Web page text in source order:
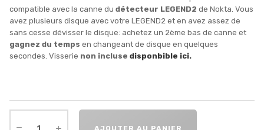
compatible avec la canne du détecteur LEGEND2 de Nokta. Vous
avez plusieurs disque avec votre LEGEND2 et en avez assez de
sans cesse dévisser le disque: achetez un 2ème bas de canne et
gagnez du temps en changeant de disque en quelques
secondes. Visserie non incluse disponbible ici.
AJOUTER AU PANIER